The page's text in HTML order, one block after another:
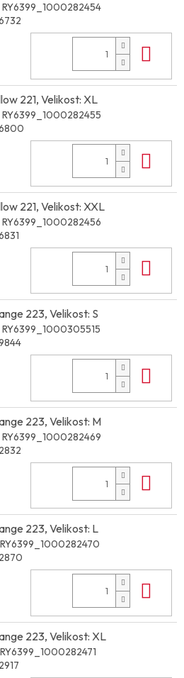
RY6399_1000282454
221, Velikost: XL
RY6399_1000282455
221, Velikost: XXL
RY6399_1000282456
223, Velikost: S
| RY6399_1000305515
223, Velikost: M
RY6399_1000282469
223, Velikost: L
223, Velikost: XL